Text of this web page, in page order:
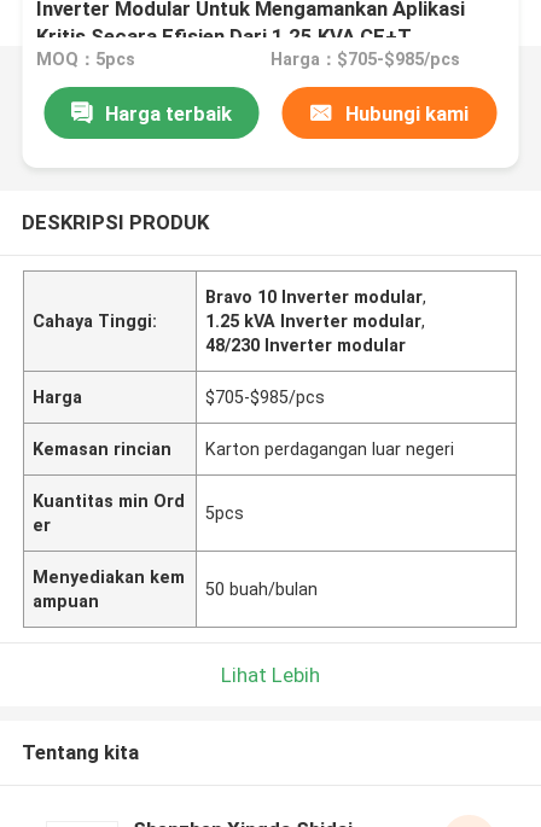
Inverter Modular Untuk Mengamankan Aplikasi
Kritis Secara Efisien Dari 1,25 KVA CE+T
MOQ：5pcs Harga：$705-$985/pcs
Harga terbaik Hubungi kami
DESKRIPSI PRODUK
Cahaya Tinggi:
Bravo 10 Inverter modular,
1.25 kVA Inverter modular,
48/230 Inverter modular
Harga $705-$985/pcs
Kemasan rincian Karton perdagangan luar negeri
Kuantitas min Ord
er
5pcs
Menyediakan kem
ampuan
50 buah/bulan
Lihat Lebih
Tentang kita